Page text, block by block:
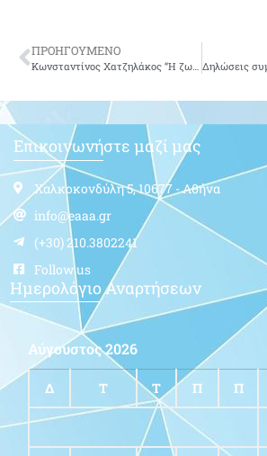
ΠΡΟΗΓΟΥΜΕΝΟ
Κωνσταντίνος Χατζηλάκος “Η ζωή του”
Επικοινωνήστε μαζί μας
Χαλκοκονδύλη 5, 10677 - Αθήνα
info@eaaa.gr
(+30) 210.3802241
Follow us
Ημερολόγιο Αναρτήσεων
Αύγουστος 2026
Δ Τ Τ Π Π